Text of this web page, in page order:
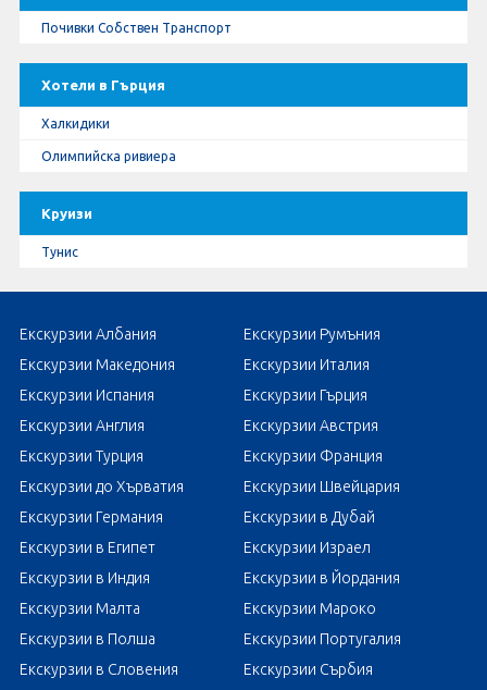
Почивки Собствен Транспорт
Хотели в Гърция
Халкидики
Олимпийска ривиера
Круизи
Тунис
Екскурзии Албания
Екскурзии Румъния
Екскурзии Македония
Екскурзии Италия
Екскурзии Испания
Екскурзии Гърция
Екскурзии Англия
Екскурзии Австрия
Екскурзии Турция
Екскурзии Франция
Екскурзии до Хърватия
Екскурзии Швейцария
Екскурзии Германия
Екскурзии в Дубай
Екскурзии в Египет
Екскурзии Израел
Екскурзии в Индия
Екскурзии в Йордания
Екскурзии Малта
Екскурзии Мароко
Екскурзии в Полша
Екскурзии Португалия
Екскурзии в Словения
Екскурзии Сърбия